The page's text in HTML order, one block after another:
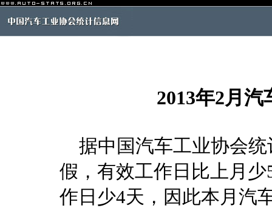
2013年2月
据中国汽车工业协会统
假，有效工作日比上月
作日少4天，因此本月汽